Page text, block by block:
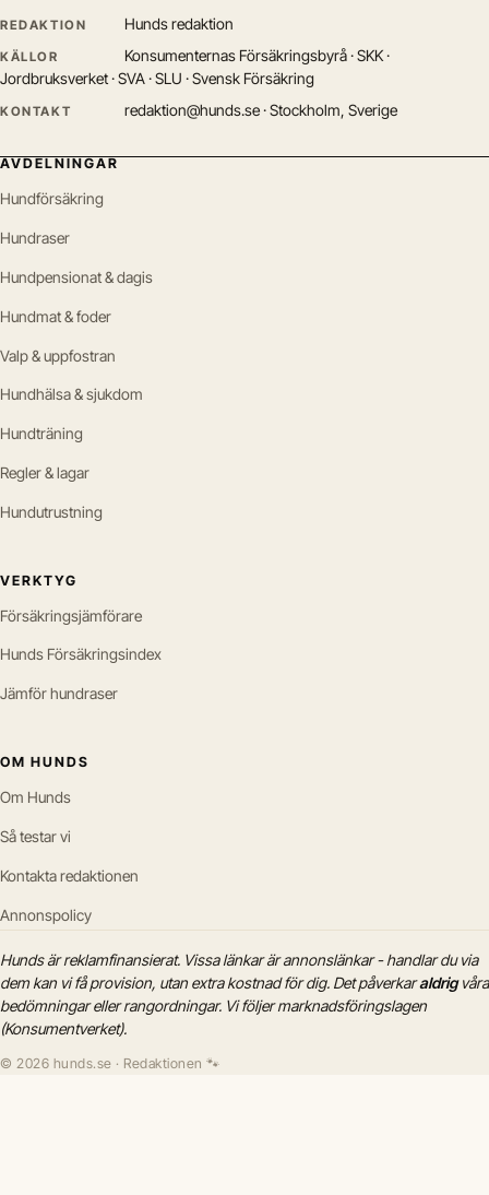
REDAKTION Hunds redaktion
KÄLLOR
Konsumenternas Försäkringsbyrå · SKK ·
Jordbruksverket · SVA · SLU · Svensk Försäkring
KONTAKT redaktion@hunds.se · Stockholm, Sverige
AVDELNINGAR
Hundförsäkring
Hundraser
Hundpensionat & dagis
Hundmat & foder
Valp & uppfostran
Hundhälsa & sjukdom
Hundträning
Regler & lagar
Hundutrustning
VERKTYG
Försäkringsjämförare
Hunds Försäkringsindex
Jämför hundraser
OM HUNDS
Om Hunds
Så testar vi
Kontakta redaktionen
Annonspolicy
Hunds är reklamfinansierat. Vissa länkar är annonslänkar - handlar du via
dem kan vi få provision, utan extra kostnad för dig. Det påverkaraldrigvåra
bedömningar eller rangordningar. Vi följer marknadsföringslagen
(Konsumentverket).
© 2026 hunds.se · Redaktionen 🐾